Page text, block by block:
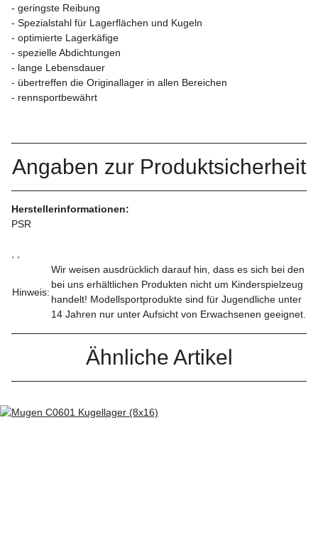
- geringste Reibung
- Spezialstahl für Lagerflächen und Kugeln
- optimierte Lagerkäfige
- spezielle Abdichtungen
- lange Lebensdauer
- übertreffen die Originallager in allen Bereichen
- rennsportbewährt
Angaben zur Produktsicherheit
Herstellerinformationen:
PSR
, ,
Hinweis:
Wir weisen ausdrücklich darauf hin, dass es sich bei den
bei uns erhältlichen Produkten nicht um Kinderspielzeug
handelt! Modellsportprodukte sind für Jugendliche unter
14 Jahren nur unter Aufsicht von Erwachsenen geeignet.
Ähnliche Artikel